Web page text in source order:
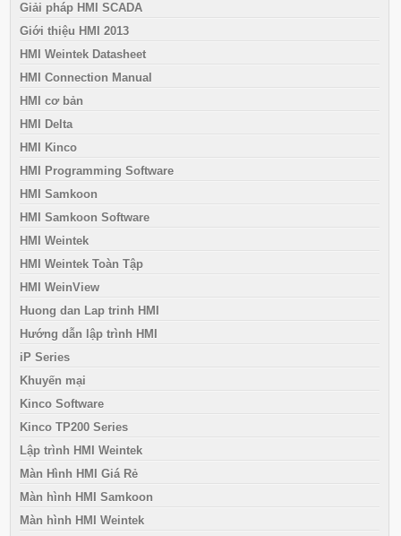
Giải pháp HMI SCADA
Giới thiệu HMI 2013
HMI Weintek Datasheet
HMI Connection Manual
HMI cơ bản
HMI Delta
HMI Kinco
HMI Programming Software
HMI Samkoon
HMI Samkoon Software
HMI Weintek
HMI Weintek Toàn Tập
HMI WeinView
Huong dan Lap trinh HMI
Hướng dẫn lập trình HMI
iP Series
Khuyến mại
Kinco Software
Kinco TP200 Series
Lập trình HMI Weintek
Màn Hình HMI Giá Rẻ
Màn hình HMI Samkoon
Màn hình HMI Weintek